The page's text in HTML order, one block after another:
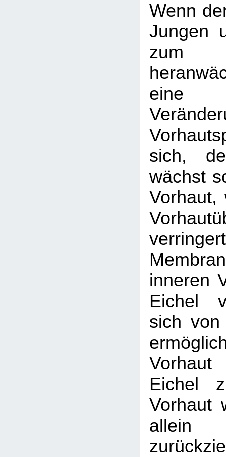
Wenn
Jungen
eine
sich,
wächst
Vorhaut,
inneren
Eichel
sich
Eichel
Vorhaut
allein